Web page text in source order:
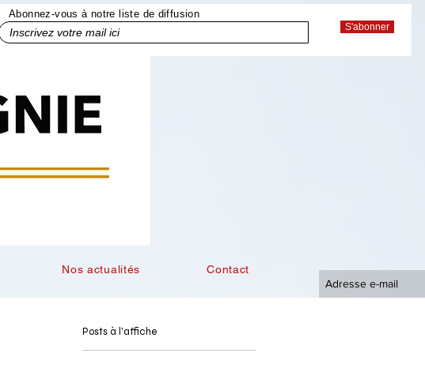
Abonnez-vous à notre liste de diffusion
Inscrivez votre mail ici
S'abonner
Nos actualités Contact
Posts à l'affiche